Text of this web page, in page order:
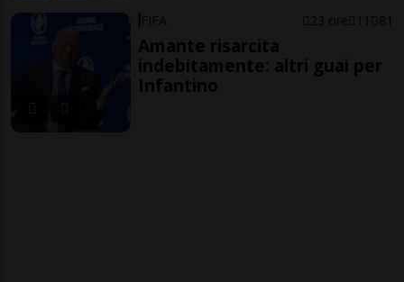
FIFA 23 ore 11 81
Amante risarcita
indebitamente: altri guai per
Infantino